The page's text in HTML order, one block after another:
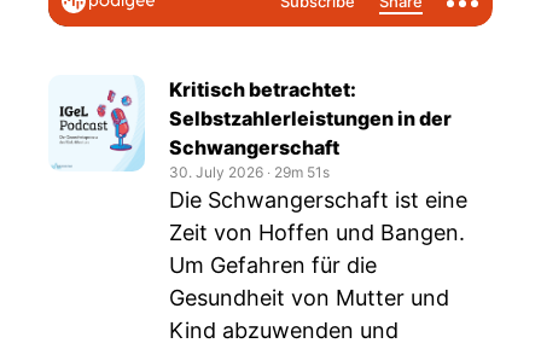
Kritisch betrachtet:
Selbstzahlerleistungen in der
Schwangerschaft
30. July 2026 ‧ 29m 51s
Die Schwangerschaft ist eine
Zeit von Hoffen und Bangen.
Um Gefahren für die
Gesundheit von Mutter und
Kind abzuwenden und